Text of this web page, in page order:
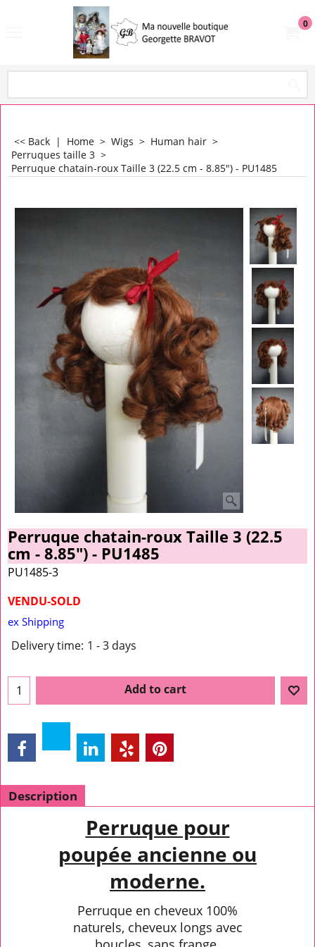
0
<< Back | Home > Wigs > Human hair >
Perruques taille 3 >
Perruque chatain-roux Taille 3 (22.5 cm - 8.85") - PU1485
Perruque chatain-roux Taille 3 (22.5
cm - 8.85") - PU1485
PU1485-3
VENDU-SOLD
ex Shipping
Delivery time: 1 - 3 days
Add to cart
Description
Perruque pour
poupée ancienne ou
moderne.
Perruque en cheveux 100%
naturels, cheveux longs avec